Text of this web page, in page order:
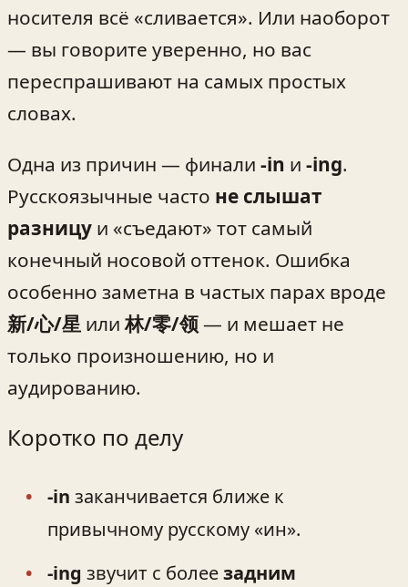
носителя всё «сливается». Или наоборот
— вы говорите уверенно, но вас
переспрашивают на самых простых
словах.
Одна из причин — финали -in и -ing.
Русскоязычные часто не слышат
разницу и «съедают» тот самый
конечный носовой оттенок. Ошибка
особенно заметна в частых парах вроде
新/心/星 или林/零/领— и мешает не
только произношению, но и
аудированию.
Коротко по делу
-in заканчивается ближе к
привычному русскому «ин».
-ing звучит с болеезадним